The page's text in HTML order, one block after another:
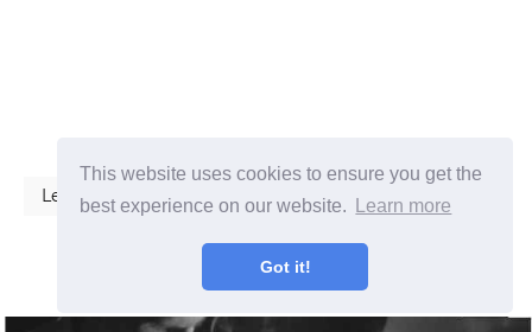
This website uses cookies to ensure you get the
best experience on our website.
Learn more
Got it!
Le Lingue